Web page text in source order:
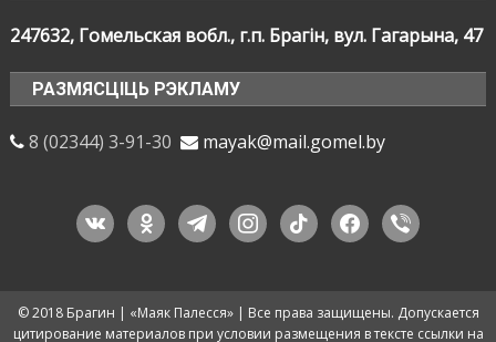
247632, Гомельская вобл., г.п. Брагін, вул. Гагарына, 47
РАЗМЯСЦІЦЬ РЭКЛАМУ
8 (02344) 3-91-30 mayak@mail.gomel.by
vkontakteodnoklassniki
telegraminstagram
tiktok facebook
viber
© 2018 Брагин | «Маяк Палесся» | Все права защищены. Допускается
цитирование материалов при условии размещения в тексте ссылки на